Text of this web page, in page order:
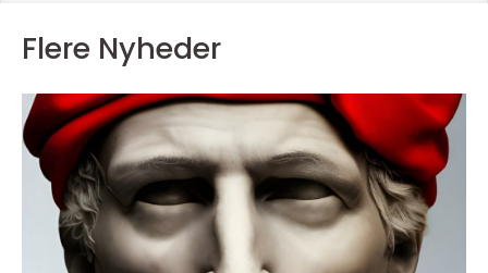
Flere Nyheder